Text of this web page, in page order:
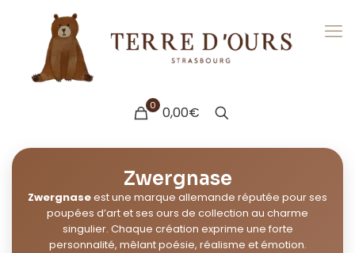
0 0,00€
Zwergnase
Zwergnaseest une marque allemande réputée pour ses
poupées d’art et ses ours de collection au charme
singulier. Chaque création exprime une forte
personnalité, mêlant poésie, réalisme et émotion.